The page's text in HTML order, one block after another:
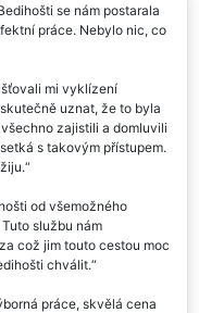
se nám postarala
práce. Nebylo nic, co
mi vyklízení
uznat, že to byla
zajistili a domluvili
s takovým přístupem.
od všemožného
službu nám
což jim touto cestou moc
chválit.
práce, skvělá cena